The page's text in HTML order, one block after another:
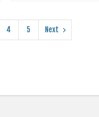
4 5 Next